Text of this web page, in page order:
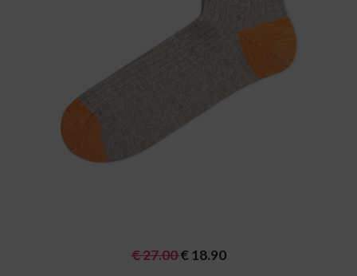
€27.00€18.90